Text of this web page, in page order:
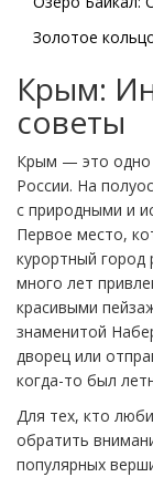
Золотое
Крым:
советы
Крым — это одно
России. На
с природными и
Первое место,
курортный
много лет
красивыми
знаменитой
дворец или
когда-то был
Для тех, кто
обратить
популярных